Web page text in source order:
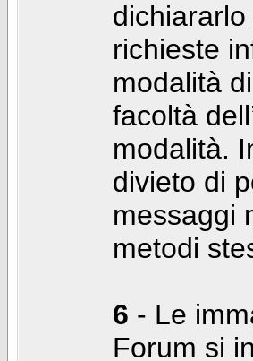
richieste
modalità
facoltà
modalità.
divieto di
messaggi
metodi
6 - Le
Forum si